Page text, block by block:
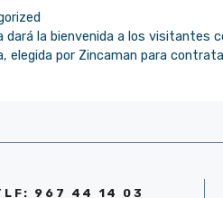
dará la bienvenida a los visitantes
elegida por Zincaman para
967 44 14 03